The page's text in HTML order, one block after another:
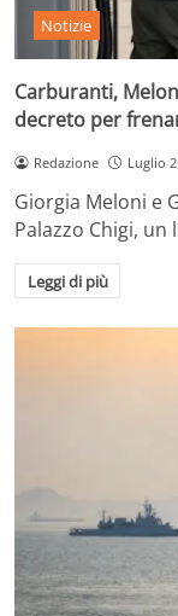
Notizie
Carburanti,
decreto per
Redazione Luglio
Giorgia Meloni e
Palazzo Chigi,
Leggi di più